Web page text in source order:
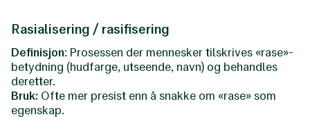
Rasialisering / rasifisering
Definisjon: Prosessen der mennesker tilskrives «rase»-
betydning (hudfarge, utseende, navn) og behandles
deretter.
Bruk: Ofte mer presist enn å snakke om «rase» som
egenskap.